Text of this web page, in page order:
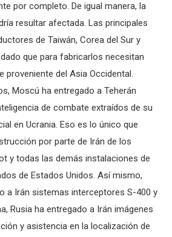
por completo. De igual manera, la
resultar afectada. Las principales
de Taiwán, Corea del Sur y
que para fabricarlos necesitan
proveniente del Asia Occidental.
Moscú ha entregado a Teherán
de combate extraídos de su
en Ucrania. Eso es lo único que
por parte de Irán de los
y todas las demás instalaciones de
de Estados Unidos. Así mismo,
a Irán sistemas interceptores S-400 y
Rusia ha entregado a Irán imágenes
y asistencia en la localización de